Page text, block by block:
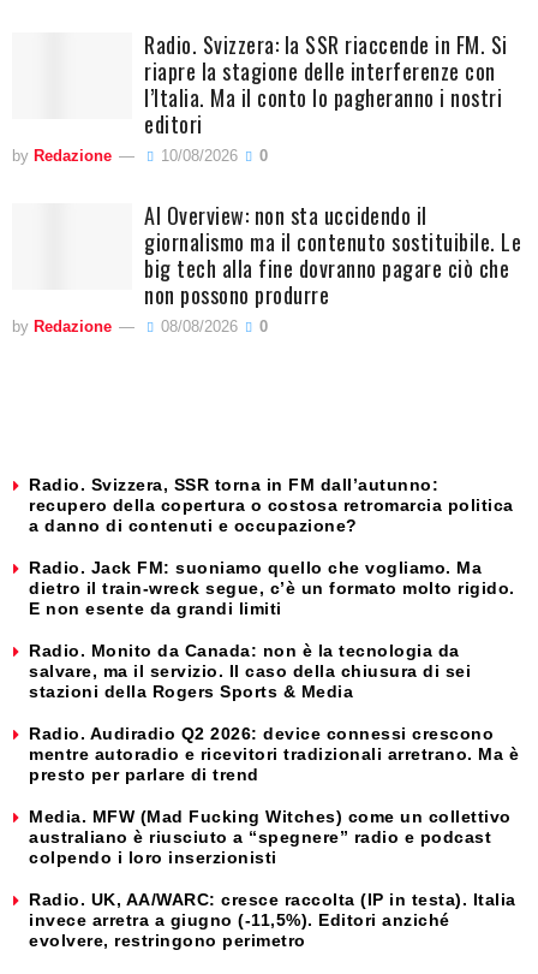
Radio. Svizzera: la SSR riaccende in FM. Si
riapre la stagione delle interferenze con
l’Italia. Ma il conto lo pagheranno i nostri
editori
by Redazione 10/08/2026 0
AI Overview: non sta uccidendo il
giornalismo ma il contenuto sostituibile. Le
big tech alla fine dovranno pagare ciò che
non possono produrre
by Redazione 08/08/2026 0
Radio. Svizzera, SSR torna in FM dall’autunno:
recupero della copertura o costosa retromarcia politica
a danno di contenuti e occupazione?
Radio. Jack FM: suoniamo quello che vogliamo. Ma
dietro il train-wreck segue, c’è un formato molto rigido.
E non esente da grandi limiti
Radio. Monito da Canada: non è la tecnologia da
salvare, ma il servizio. Il caso della chiusura di sei
stazioni della Rogers Sports & Media
Radio. Audiradio Q2 2026: device connessi crescono
mentre autoradio e ricevitori tradizionali arretrano. Ma è
presto per parlare di trend
Media. MFW (Mad Fucking Witches) come un collettivo
australiano è riusciuto a “spegnere” radio e podcast
colpendo i loro inserzionisti
Radio. UK, AA/WARC: cresce raccolta (IP in testa). Italia
invece arretra a giugno (-11,5%). Editori anziché
evolvere, restringono perimetro